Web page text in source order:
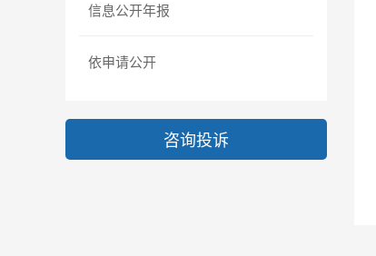
信息公开年报
依申请公开
咨询投诉